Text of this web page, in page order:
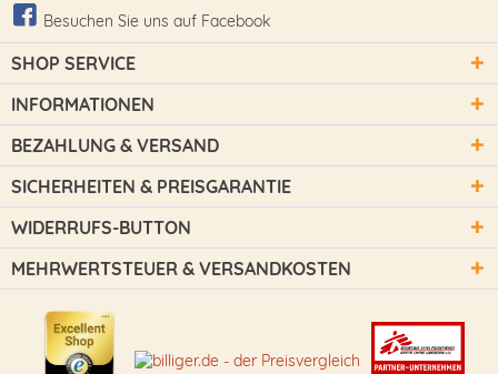
Besuchen Sie uns auf Facebook
SHOP SERVICE
INFORMATIONEN
BEZAHLUNG & VERSAND
SICHERHEITEN & PREISGARANTIE
WIDERRUFS-BUTTON
MEHRWERTSTEUER & VERSANDKOSTEN